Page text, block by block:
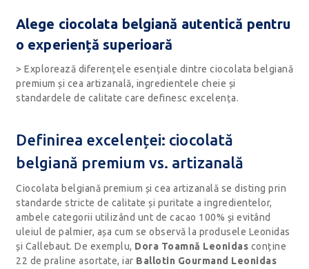
Alege ciocolata belgiană autentică pentru
o experiență superioară
> Explorează diferențele esențiale dintre ciocolata belgiană
premium și cea artizanală, ingredientele cheie și
standardele de calitate care definesc excelența.
Definirea excelenței: ciocolată
belgiană premium vs. artizanală
Ciocolata belgiană premium și cea artizanală se disting prin
standarde stricte de calitate și puritate a ingredientelor,
ambele categorii utilizând unt de cacao 100% și evitând
uleiul de palmier, așa cum se observă la produsele Leonidas
și Callebaut. De exemplu, Dora Toamnă Leonidas conține
22 de praline asortate, iar Ballotin Gourmand Leonidas